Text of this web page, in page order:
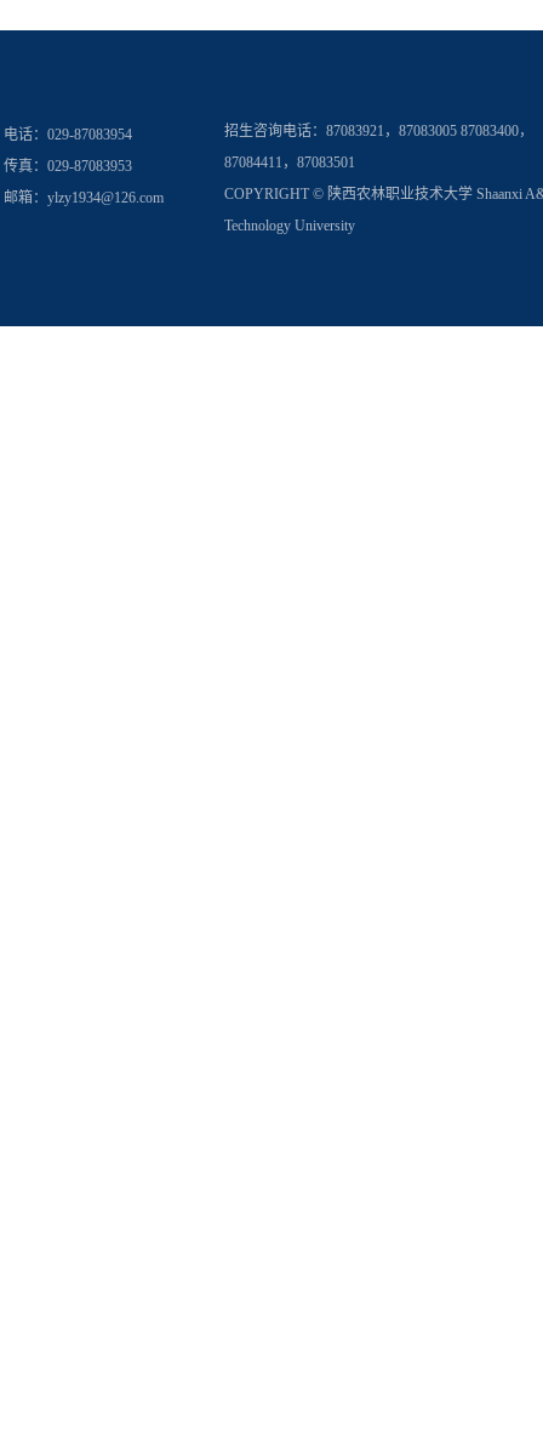
电话：029-87083954
传真：029-87083953
邮箱： ylzy1934@126.com
招生咨询电话： 87083921，87083005 87083400，
87084411，87083501
COPYRIGHT © 陕西农林职业技术大学 Shaanxi
Technology University